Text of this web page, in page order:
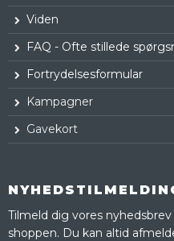
Viden
FAQ - Ofte stillede
Fortrydelsesformular
Kampagner
Gavekort
Tilmeld dig vores
shoppen. Du kan altid